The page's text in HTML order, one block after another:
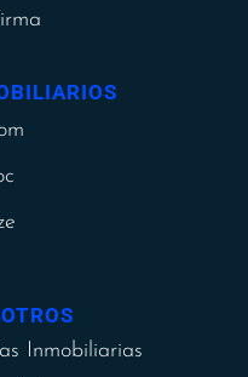
Inmobiliarias